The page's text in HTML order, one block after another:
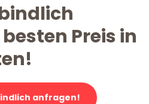
Preis in
anfragen!